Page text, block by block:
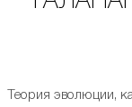
Теория эволюции,